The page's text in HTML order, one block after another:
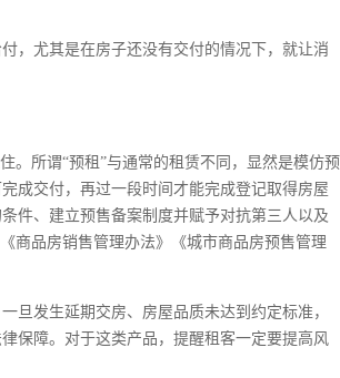
，尤其是在房子还没有交付的情况下，就让消
。所谓“预租”与通常的租赁不同，显然是模仿预
成交付，再过一段时间才能完成登记取得房屋
件、建立预售备案制度并赋予对抗第三人以及
商品房销售管理办法》《城市商品房预售管理
旦发生延期交房、房屋品质未达到约定标准，
保障。对于这类产品，提醒租客一定要提高风